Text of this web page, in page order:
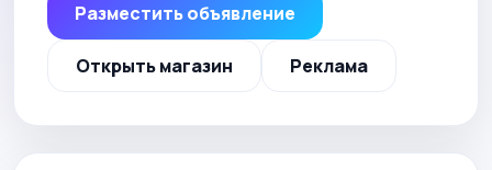
Разместить объявление
Открыть магазин Реклама